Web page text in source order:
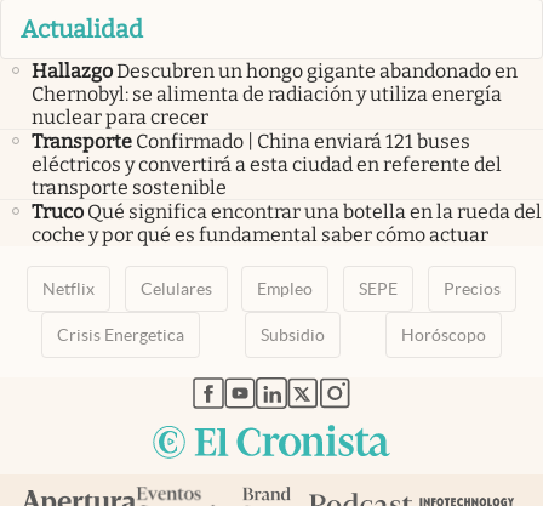
Actualidad
HallazgoDescubren un hongo gigante abandonado en
Chernobyl: se alimenta de radiación y utiliza energía
nuclear para crecer
Transporte Confirmado | China enviará 121 buses
eléctricos y convertirá a esta ciudad en referente del
transporte sostenible
Truco Qué significa encontrar una botella en la rueda del
coche y por qué es fundamental saber cómo actuar
Netflix Celulares Empleo SEPE Precios
Crisis Energetica Subsidio Horóscopo
abre en nueva pestaña
abre en nueva pestaña
abre en nueva pestaña
abre en nueva pestaña
abre en nueva pestaña